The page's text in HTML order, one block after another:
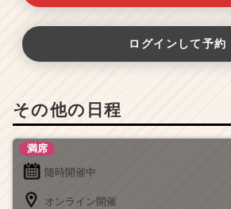
ログインして予約
その他の日程
随時開催中
満席
オンライン開催